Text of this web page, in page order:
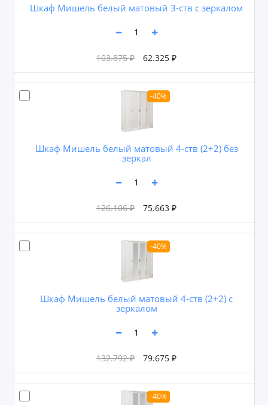
Шкаф Мишель белый матовый 3-ств с зеркалом
103.875 ₽ 62.325 ₽
-40%
Шкаф Мишель белый матовый 4-ств (2+2) без
зеркал
126.106 ₽ 75.663 ₽
-40%
Шкаф Мишель белый матовый 4-ств (2+2) с
зеркалом
132.792 ₽ 79.675 ₽
-40%